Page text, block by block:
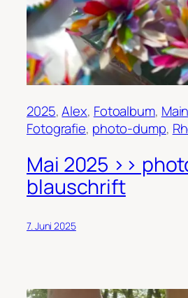
2025, Alex, Fotoalbum,
Fotografie, photo-dump,
Mai 2025 >>
blauschrift
7. Juni 2025